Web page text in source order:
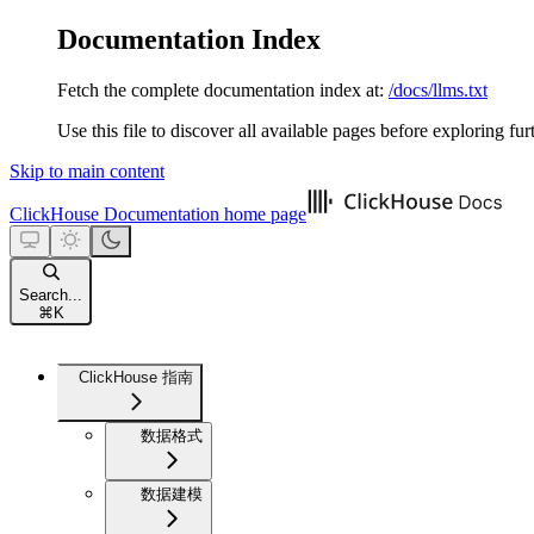
Documentation Index
Fetch the complete documentation index at: /docs/llms.txt
Use this file to discover all available pages before exploring
Skip to main content
ClickHouse Documentation home page
Search...
⌘ K
ClickHouse 指南
数据格式
数据建模